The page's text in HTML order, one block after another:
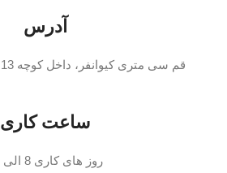
آدرس
قم سی متری کیوانفر، داخل کوچه 13 ، فروشگاه حسینی
ساعت کاری
روز های کاری 8 الی ۲۱